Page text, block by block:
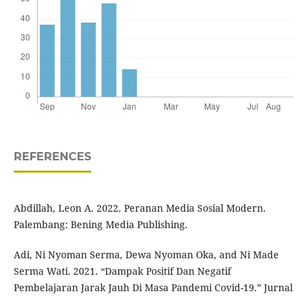
REFERENCES
Abdillah, Leon A. 2022. Peranan Media Sosial Modern.
Palembang: Bening Media Publishing.
Adi, Ni Nyoman Serma, Dewa Nyoman Oka, and Ni Made
Serma Wati. 2021. “Dampak Positif Dan Negatif
Pembelajaran Jarak Jauh Di Masa Pandemi Covid-19.” Jurnal